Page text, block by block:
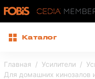
Каталог
Главная Усилители
Для домашних кинозалов